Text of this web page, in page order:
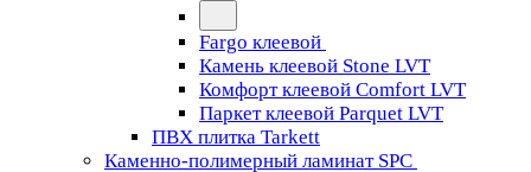
Fargo клеевой
Камень клеевой Stone LVT
Комфорт клеевой Comfort LVT
Паркет клеевой Parquet LVT
ПВХ плитка Tarkett
Каменно-полимерный ламинат SPC